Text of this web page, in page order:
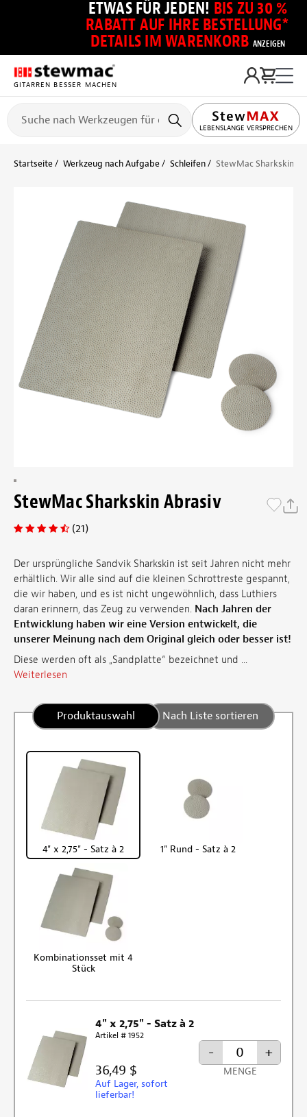
ETWAS FÜR JEDEN! BIS ZU 30 %
RABATT AUF IHRE BESTELLUNG*
DETAILS IM WARENKORB ANZEIGEN
GITARREN BESSER MACHEN
LEBENSLANGE VERSPRECHEN
Startseite Werkzeug nach Aufgabe Schleifen StewMac Sharkskin
StewMac Sharkskin Abrasiv
(21)
Der ursprüngliche Sandvik Sharkskin ist seit Jahren nicht mehr
erhältlich. Wir alle sind auf die kleinen Schrottreste gespannt,
die wir haben, und es ist nicht ungewöhnlich, dass Luthiers
daran erinnern, das Zeug zu verwenden. Nach Jahren der
Entwicklung haben wir eine Version entwickelt, die
unserer Meinung nach dem Original gleich oder besser ist!
Diese werden oft als „Sandplatte“ bezeichnet und ...
Weiterlesen
Produktauswahl Nach Liste sortieren
4" x 2,75" - Satz à 2 1" Rund - Satz à 2
Kombinationsset mit 4
Stück
4" x 2,75" - Satz à 2
Artikel # 1952
36,49 $
Auf Lager, sofort
lieferbar!
- +
MENGE